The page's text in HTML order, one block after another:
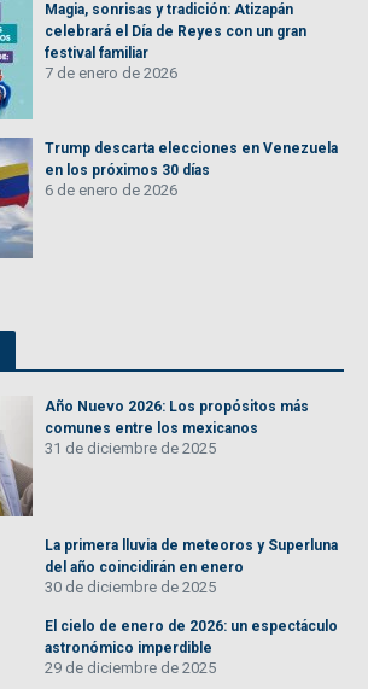
Magia, sonrisas y tradición: Atizapán
celebrará el Día de Reyes con un gran
festival familiar
7 de enero de 2026
Trump descarta elecciones en Venezuela
en los próximos 30 días
6 de enero de 2026
Año Nuevo 2026: Los propósitos más
comunes entre los mexicanos
31 de diciembre de 2025
La primera lluvia de meteoros y Superluna
del año coincidirán en enero
30 de diciembre de 2025
El cielo de enero de 2026: un espectáculo
astronómico imperdible
29 de diciembre de 2025